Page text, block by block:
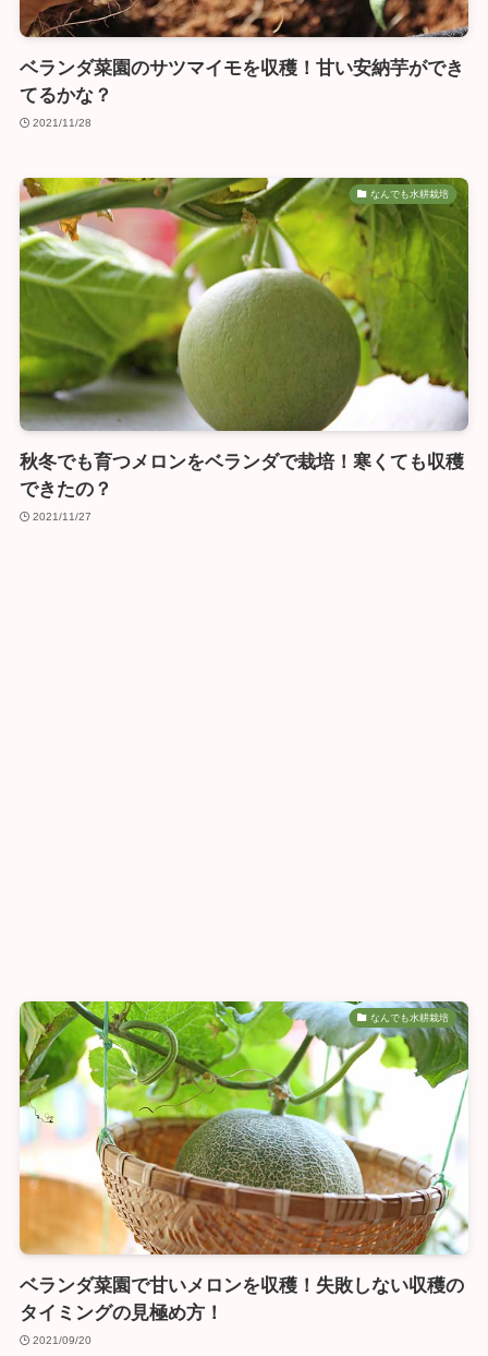
ベランダ菜園のサツマイモを収穫！甘い安納芋ができ
てるかな？
2021/11/28
なんでも水耕栽培
秋冬でも育つメロンをベランダで栽培！寒くても収穫
できたの？
2021/11/27
なんでも水耕栽培
ベランダ菜園で甘いメロンを収穫！失敗しない収穫の
タイミングの見極め方！
2021/09/20